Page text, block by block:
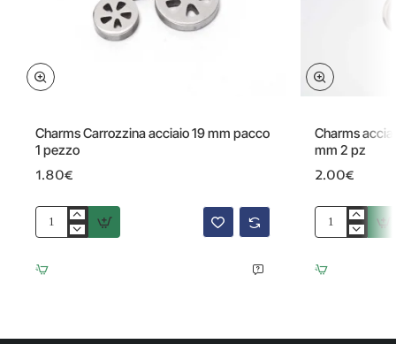
Charms Carrozzina acciaio 19 mm pacco
1 pezzo
1.80€
Charms
acciaio
19
Charms
mm 2 pz
2.00€
Charms
carrozzina
intagliata